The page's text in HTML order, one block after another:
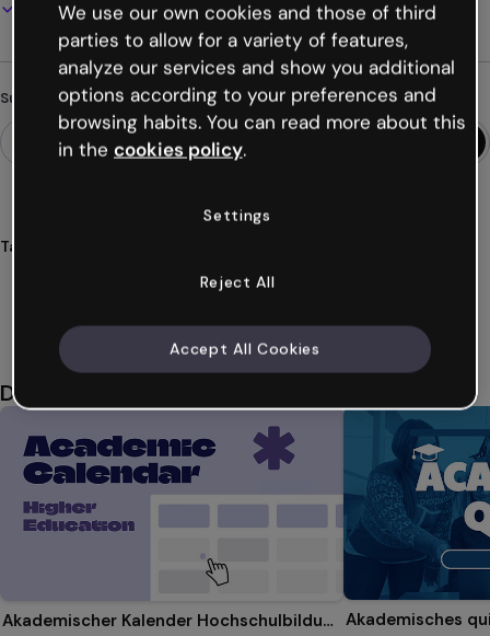
Als PDF, MP4 und andere Formate herunterladen
Suchst du etwas anderes?
Tags
Mehr anzeigen (31)
Das könnte dir auch gefallen
Akademischer Kalender Hochschulbildung Akademisches
We use our own cookies and those of third
parties to allow for a variety of features,
analyze our services and show you additional
options according to your preferences and
browsing habits. You can read more about this
in the cookies policy.
Settings
Reject All
Accept All Cookies